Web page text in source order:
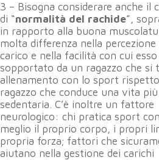
3 – Bisogna considerare anche il
di “normalità del rachide”,
in rapporto alla buona
molta differenza nella percezione
carico e nella facilità con cui
sopportato da un ragazzo che si
allenamento con lo sport
ragazzo che conduce una vita più
sedentaria. C’è inoltre un fattore
neurologico: chi pratica sport
meglio il proprio corpo, i propri
propria forza; fattori che
aiutano nella gestione dei carichi